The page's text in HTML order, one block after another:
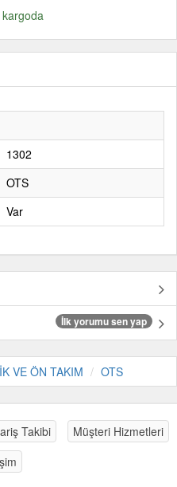
kargoda
1302
OTS
Var
İlk yorumu sen yap
VE ÖN TAKIM OTS
Takibi
Müşteri Hizmetleri